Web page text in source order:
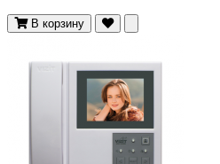
В корзину